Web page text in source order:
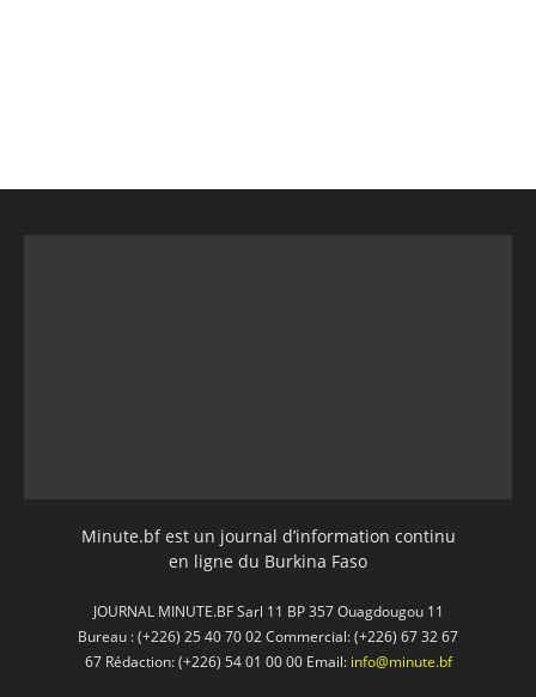
Minute.bf est un journal d’information continu
en ligne du Burkina Faso
JOURNAL MINUTE.BF Sarl 11 BP 357 Ouagdougou 11
Bureau : (+226) 25 40 70 02 Commercial: (+226) 67 32 67
67 Rédaction: (+226) 54 01 00 00 Email: info@minute.bf